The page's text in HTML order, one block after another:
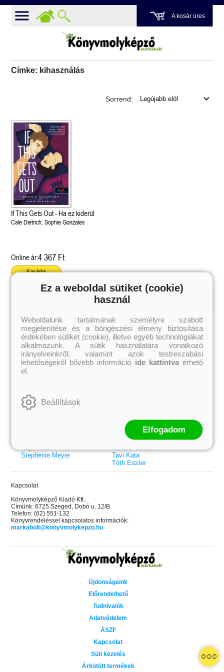
A kosár üres
Címke: kihasználás
Grace and Glory - Kegyelem és
dicsőség (Az Előhírnök-trilógia
Különleges éldekorált kiadás!
Bad Girl Reputation
lány (Avalon Bay 2.)
Elle Kennedy
Sorrend:
If This Gets Out - Ha ez kiderül
Cale Dietrich, Sophie Gonzales
Online ár:4 367 Ft
Kosárba
Külföldiek
Brigid Kemmerer
Cassandra Clare
Colleen Hoover
Elle Kennedy
Erin Watt
Holly Webb
Jenny Han
Leigh Bardugo
Maggie Stiefvater
Rupi Kaur
Stephenie Meyer
Magyarok
Ashley Carrigan
Benina
Bessenyei Gábor
Bodor Attila
Böszörményi Gyula
Rácz-Stefán Tibor
Róbert Katalin
Spirit Bliss
Szélesi Sándor
Tavi Kata
Tóth Eszter
Kapcsolat
Könyvmolyképző Kiadó Kft.
Címünk: 6725 Szeged, Dobó u. 12/B
Telefon: (62) 551-132
Könyvrendeléssel kapcsolatos információk:
markabolt@konyvmolykepzo.hu
Újdonságaink
Előrendelhető
Tudnivalók
Adatvédelem
ÁSZF
Kapcsolat
Süti kezelés
Árkötött termékek
Ez a weboldal sütiket (cookie)
használ
Weboldalunk tartalmának személyre szabott
megjelenítése és a böngészési élmény biztosítása
érdekében sütiket (cookie), illetve egyéb technológiákat
alkalmazunk. A sütik használatára vonatkozó
irányelveinkről, valamint azok testreszabási
lehetőségeiről bővebb információ ide kattintvaérhető
el.
Beállítások
Elfogadom